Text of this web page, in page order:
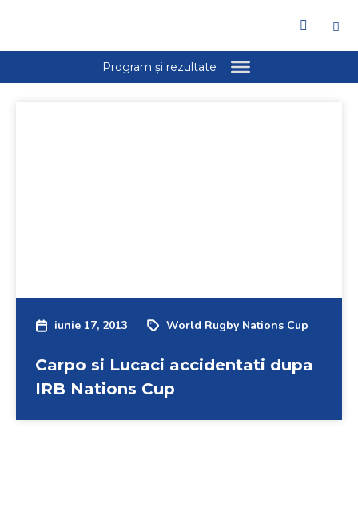
iunie 17, 2013 World Rugby Nations Cup
Carpo si Lucaci accidentati dupa
IRB Nations Cup